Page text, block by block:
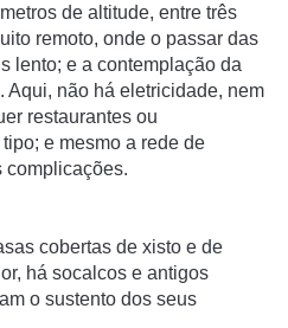
de altitude, entre três
remoto, onde o passar das
lento; e a contemplação da
Aqui, não há eletricidade, nem
restaurantes ou
e mesmo a rede de
complicações.
cobertas de xisto e de
há socalcos e antigos
o sustento dos seus